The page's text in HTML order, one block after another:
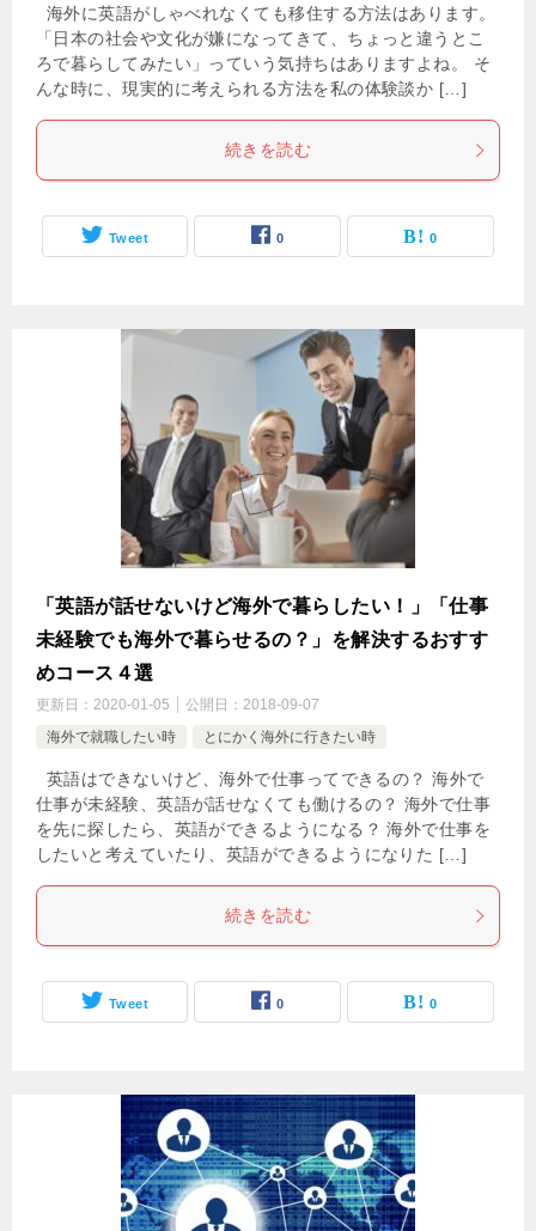
海外に英語がしゃべれなくても移住する方法はあります。
「日本の社会や文化が嫌になってきて、ちょっと違うとこ
ろで暮らしてみたい」っていう気持ちはありますよね。 そ
んな時に、現実的に考えられる方法を私の体験談か […]
続きを読む
Tweet 0 0
「英語が話せないけど海外で暮らしたい！」「仕事
未経験でも海外で暮らせるの？」を解決するおすす
めコース４選
更新日： 2020-01-05 公開日： 2018-09-07
海外で就職したい時
とにかく海外に行きたい時
英語はできないけど、海外で仕事ってできるの？ 海外で
仕事が未経験、英語が話せなくても働けるの？ 海外で仕事
を先に探したら、英語ができるようになる？ 海外で仕事を
したいと考えていたり、英語ができるようになりた […]
続きを読む
Tweet 0 0